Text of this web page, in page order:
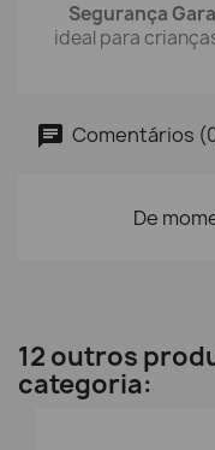
Segurança
ideal para
Comentários
De
12 outros
categoria: